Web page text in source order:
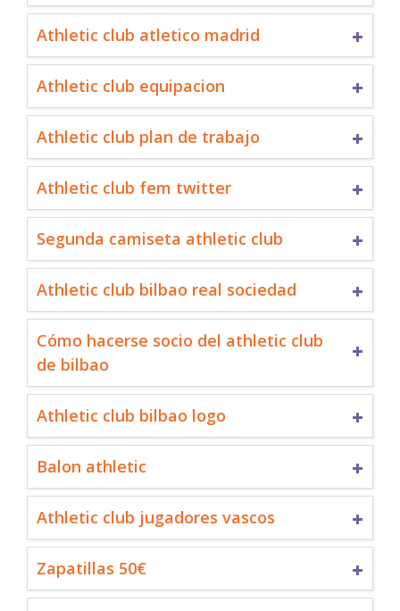
Athletic club atletico madrid
Athletic club equipacion
Athletic club plan de trabajo
Athletic club fem twitter
Segunda camiseta athletic club
Athletic club bilbao real sociedad
Cómo hacerse socio del athletic club
de bilbao
Athletic club bilbao logo
Balon athletic
Athletic club jugadores vascos
Zapatillas 50€